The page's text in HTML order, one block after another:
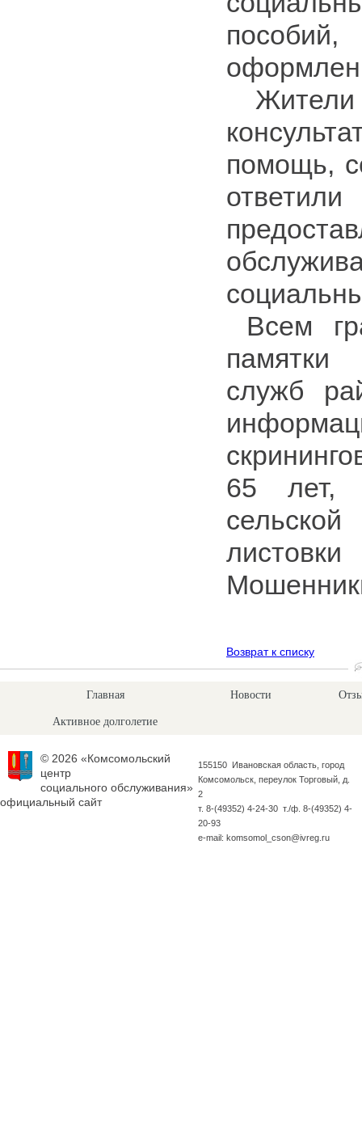
Жители
помощь,
Всем
служб
65 лет,
Возврат к списку
Главная Новости
Активное долголетие
© 2026 «Комсомольский
центр
социального обслуживания»
официальный сайт
155150 Ивановская область, город
Комсомольск, переулок Торговый, д.
2
т. 8-(49352) 4-24-30 т./ф. 8-(49352) 4-
20-93
e-mail: komsomol_cson@ivreg.ru